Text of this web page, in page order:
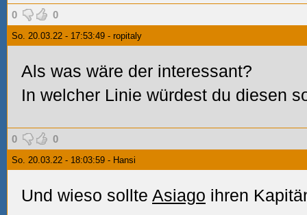
0 0
So. 20.03.22 - 17:53:49 - ropitaly
Als was wäre der interessant?
In welcher Linie würdest du diesen
0 0
So. 20.03.22 - 18:03:59 - Hansi
Und wieso sollte Asiago ihren